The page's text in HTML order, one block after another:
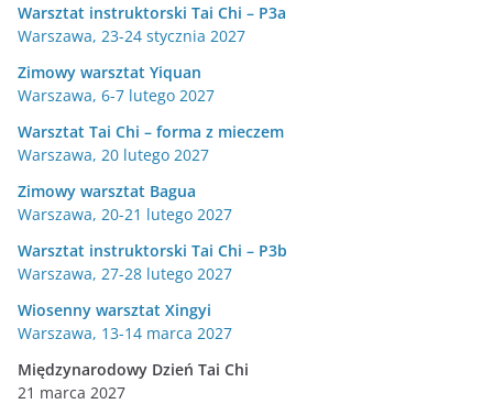
Warsztat instruktorski Tai Chi – P3a
Warszawa, 23-24 stycznia 2027
Zimowy warsztat Yiquan
Warszawa, 6-7 lutego 2027
Warsztat Tai Chi – forma z mieczem
Warszawa, 20 lutego 2027
Zimowy warsztat Bagua
Warszawa, 20-21 lutego 2027
Warsztat instruktorski Tai Chi – P3b
Warszawa, 27-28 lutego 2027
Wiosenny warsztat Xingyi
Warszawa, 13-14 marca 2027
Międzynarodowy Dzień Tai Chi
21 marca 2027